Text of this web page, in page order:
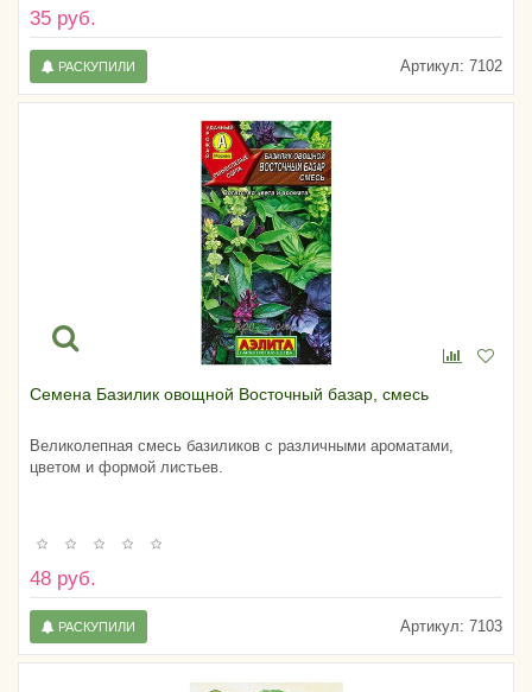
35 руб.
Артикул: 7102
РАСКУПИЛИ
Семена Базилик овощной Восточный базар, смесь
Великолепная смесь базиликов с различными ароматами,
цветом и формой листьев.
48 руб.
Артикул: 7103
РАСКУПИЛИ